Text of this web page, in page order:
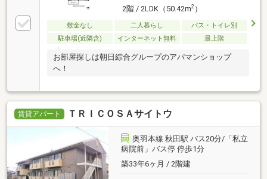
2階 / 2LDK（50.42m2）
敷金なし 二人暮らし
バス・トイレ別
駐車場(近隣含)
インターネット無料 最上階
お部屋探しは朝日綜合グループのアパマンショップ
へ！
賃貸アパート ＴＲＩＣＯＳＡサイトウ
奥羽本線 秋田駅 バス20分/「私立
病院前」バス停 停歩1分
築33年6ヶ月 / 2階建